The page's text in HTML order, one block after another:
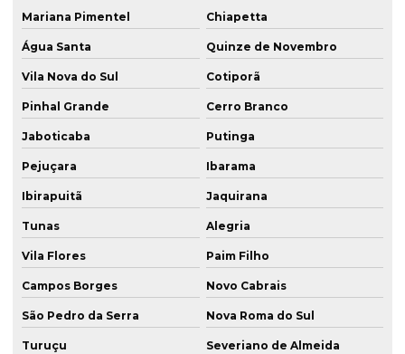
Mariana Pimentel Chiapetta
Água Santa Quinze de Novembro
Vila Nova do Sul Cotiporã
Pinhal Grande Cerro Branco
Jaboticaba Putinga
Pejuçara Ibarama
Ibirapuitã Jaquirana
Tunas Alegria
Vila Flores Paim Filho
Campos Borges Novo Cabrais
São Pedro da Serra Nova Roma do Sul
Turuçu Severiano de Almeida